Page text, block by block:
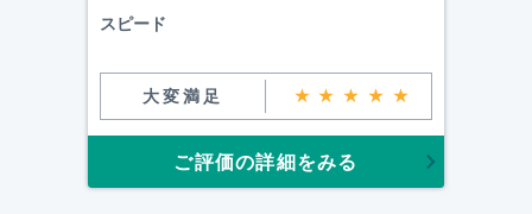
スピード
大変満足 ★★★★★
ご評価の詳細をみる